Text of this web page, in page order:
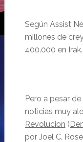
Según Assist
millones de
400.000 en
Pero a pesar
noticias muy
Revolucion (
por Joel C.